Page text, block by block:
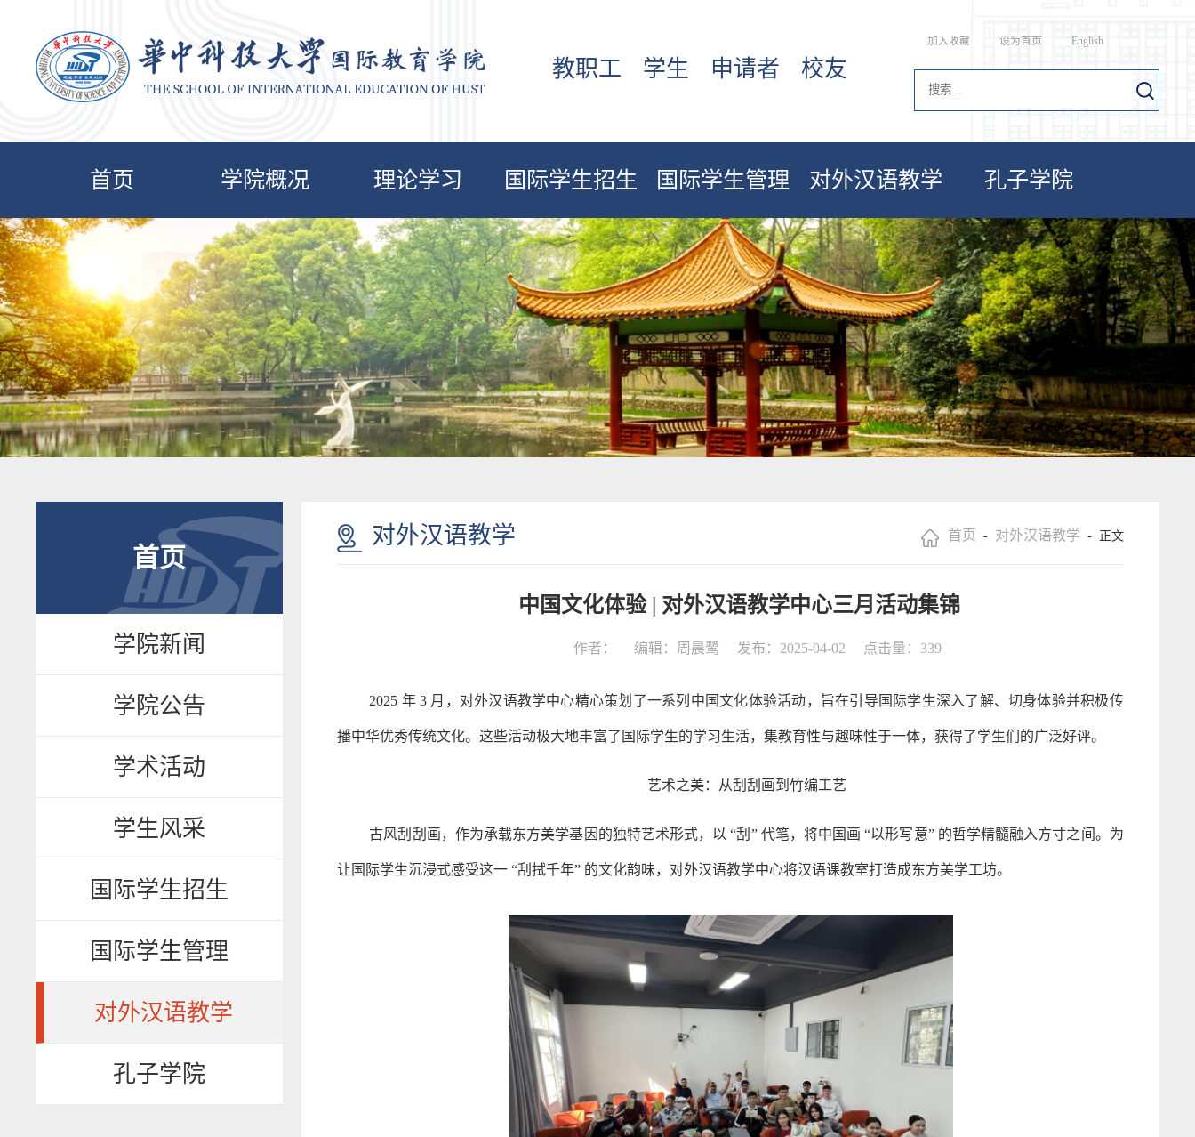
教职工 学生 申请者 校友
加入收藏 设为首页 English
首页 学院概况 理论学习 国际学生招生 国际学生管理 对外汉语教学 孔子学院
首页
学院新闻
学院公告
学术活动
学生风采
国际学生招生
国际学生管理
对外汉语教学
孔子学院
对外汉语教学 首页 - 对外汉语教学 - 正文
中国文化体验 | 对外汉语教学中心三月活动集锦
作者： 编辑：周晨鹭 发布：2025-04-02 点击量： 339
2025 年 3 月，对外汉语教学中心精心策划了一系列中国文化体验活动，旨在引导国际学生深入了解、切身体验并积极传
播中华优秀传统文化。这些活动极大地丰富了国际学生的学习生活，集教育性与趣味性于一体，获得了学生们的广泛好评。
艺术之美：从刮刮画到竹编工艺
古风刮刮画，作为承载东方美学基因的独特艺术形式，以 “刮” 代笔，将中国画 “以形写意” 的哲学精髓融入方寸之间。为
让国际学生沉浸式感受这一 “刮拭千年” 的文化韵味，对外汉语教学中心将汉语课教室打造成东方美学工坊。